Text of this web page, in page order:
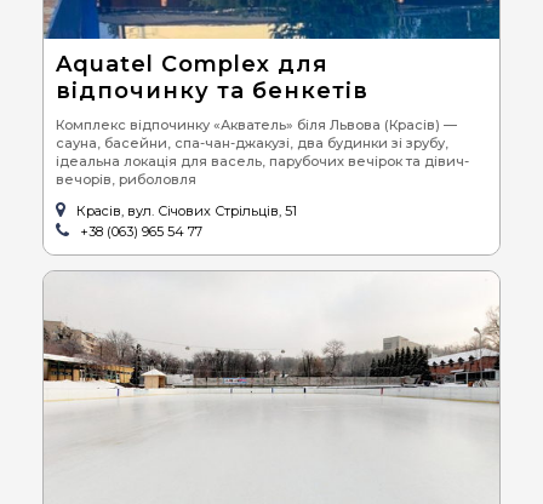
Aquatel Complex для
відпочинку та бенкетів
Комплекс відпочинку «Акватель» біля Львова (Красів) —
сауна, басейни, спа-чан-джакузі, два будинки зі зрубу,
ідеальна локація для васель, парубочих вечірок та дівич-
вечорів, риболовля
Красів, вул. Січових Стрільців, 51
+38 (063) 965 54 77